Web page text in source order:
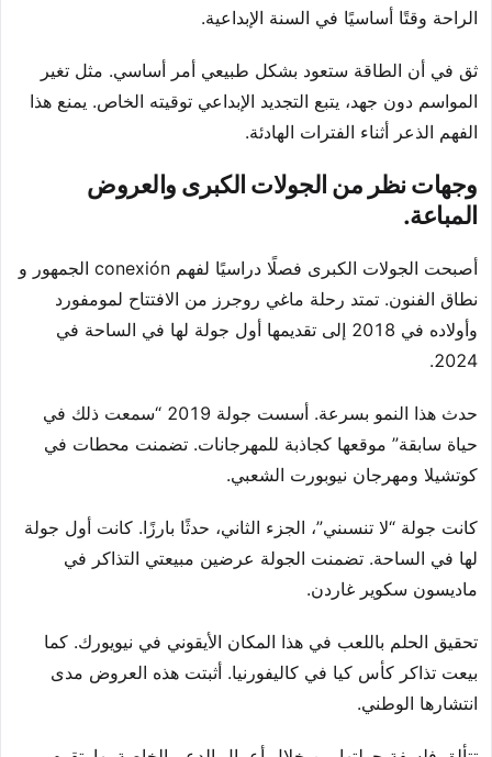
الراحة وقتًا أساسيًا في السنة الإبداعية.
ثق في أن الطاقة ستعود بشكل طبيعي أمر أساسي. مثل تغير
المواسم دون جهد، يتبع التجديد الإبداعي توقيته الخاص. يمنع هذا
الفهم الذعر أثناء الفترات الهادئة.
وجهات نظر من الجولات الكبرى والعروض
المباعة.
أصبحت الجولات الكبرى فصلًا دراسيًا لفهم conexión الجمهور و
نطاق الفنون. تمتد رحلة ماغي روجرز من الافتتاح لمومفورد
وأولاده في 2018 إلى تقديمها أول جولة لها في الساحة في
2024.
حدث هذا النمو بسرعة. أسست جولة 2019 “سمعت ذلك في
حياة سابقة” موقعها كجاذبة للمهرجانات. تضمنت محطات في
كوتشيلا ومهرجان نيوبورت الشعبي.
كانت جولة “لا تنسىني”، الجزء الثاني، حدثًا بارزًا. كانت أول جولة
لها في الساحة. تضمنت الجولة عرضين مبيعتي التذاكر في
ماديسون سكوير غاردن.
تحقيق الحلم باللعب في هذا المكان الأيقوني في نيويورك. كما
بيعت تذاكر كأس كيا في كاليفورنيا. أثبتت هذه العروض مدى
انتشارها الوطني.